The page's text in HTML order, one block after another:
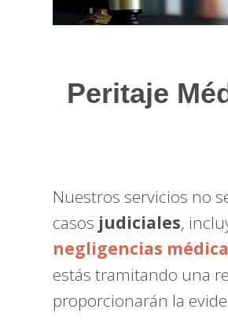
Peritaje
Nuestros servicios no
casos judiciales,
negligencias
estás tramitando una
proporcionarán la